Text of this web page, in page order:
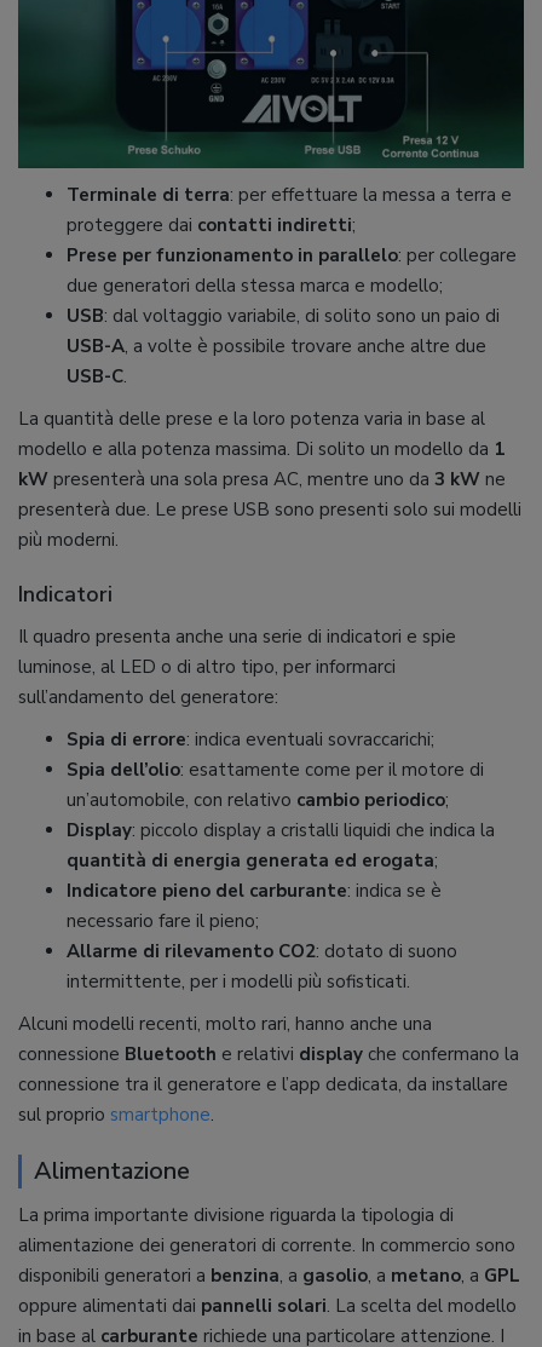
Terminale di terra: per effettuare la messa a terra e
proteggere dai contatti indiretti;
Prese per funzionamento in parallelo: per collegare
due generatori della stessa marca e modello;
USB: dal voltaggio variabile, di solito sono un paio di
USB-A, a volte è possibile trovare anche altre due
USB-C.
La quantità delle prese e la loro potenza varia in base al
modello e alla potenza massima. Di solito un modello da 1
kW presenterà una sola presa AC, mentre uno da 3 kW ne
presenterà due. Le prese USB sono presenti solo sui modelli
più moderni.
Indicatori
Il quadro presenta anche una serie di indicatori e spie
luminose, al LED o di altro tipo, per informarci
sull’andamento del generatore:
Spia di errore: indica eventuali sovraccarichi;
Spia dell’olio: esattamente come per il motore di
un’automobile, con relativo cambio periodico;
Display: piccolo display a cristalli liquidi che indica la
quantità di energia generata ed erogata;
Indicatore pieno del carburante: indica se è
necessario fare il pieno;
Allarme di rilevamento CO2: dotato di suono
intermittente, per i modelli più sofisticati.
Alcuni modelli recenti, molto rari, hanno anche una
connessione Bluetooth e relativi display che confermano la
connessione tra il generatore e l’app dedicata, da installare
sul proprio smartphone.
Alimentazione
La prima importante divisione riguarda la tipologia di
alimentazione dei generatori di corrente. In commercio sono
disponibili generatori a benzina, a gasolio, a metano, a GPL
oppure alimentati dai pannelli solari. La scelta del modello
in base al carburante richiede una particolare attenzione. I